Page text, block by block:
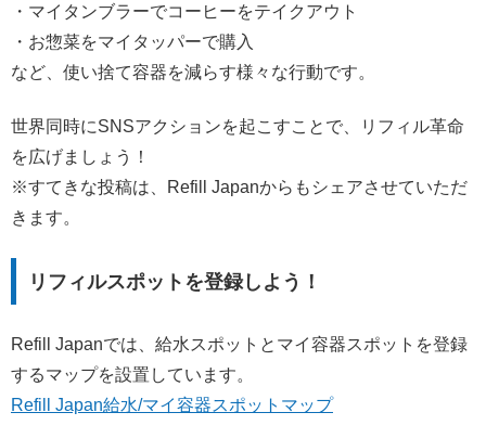
・マイタンブラーでコーヒーをテイクアウト
・お惣菜をマイタッパーで購入
など、使い捨て容器を減らす様々な行動です。
世界同時にSNSアクションを起こすことで、リフィル革命
を広げましょう！
※すてきな投稿は、Refill Japanからもシェアさせていただ
きます。
リフィルスポットを登録しよう！
Refill Japanでは、給水スポットとマイ容器スポットを登録
するマップを設置しています。
Refill Japan給水/マイ容器スポットマップ